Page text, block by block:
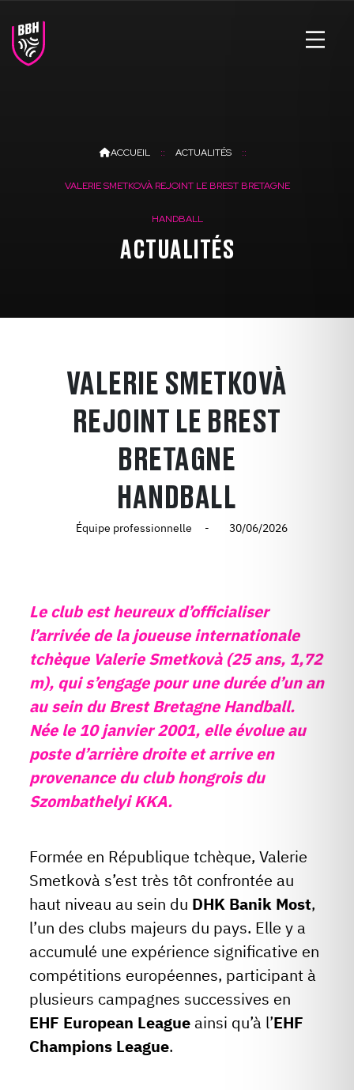
ACCUEIL ACTUALITÉS
VALERIE SMETKOVÀ REJOINT LE BREST BRETAGNE
HANDBALL
ACTUALITÉS
VALERIE SMETKOVÀ
REJOINT LE BREST
BRETAGNE
HANDBALL
Équipe professionnelle 30/06/2026
Le club est heureux d’officialiser
l’arrivée de la joueuse internationale
tchèque Valerie Smetkovà (25 ans, 1,72
m), qui s’engage pour une durée d’un an
au sein du Brest Bretagne Handball.
Née le 10 janvier 2001, elle évolue au
poste d’arrière droite et arrive en
provenance du club hongrois du
Szombathelyi KKA.
Formée en République tchèque, Valerie
Smetkovà s’est très tôt confrontée au
haut niveau au sein du DHK Banik Most,
l’un des clubs majeurs du pays. Elle y a
accumulé une expérience significative en
compétitions européennes, participant à
plusieurs campagnes successives en
EHF European League ainsi qu’à l’EHF
Champions League.